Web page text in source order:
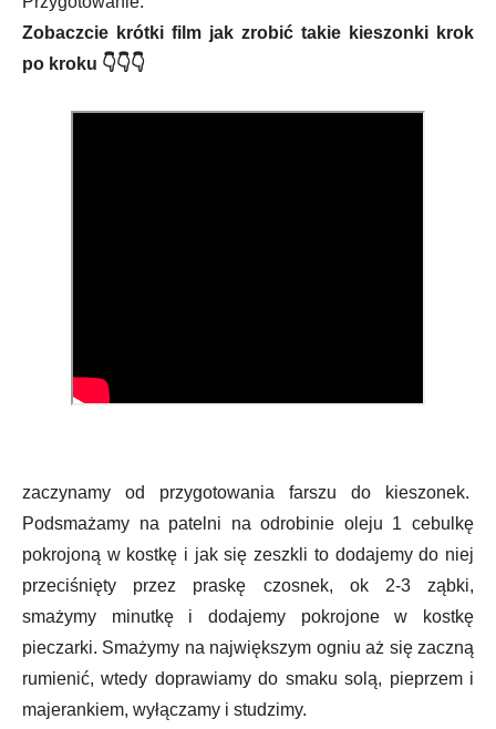
Zobaczcie krótki film jak zrobić takie kieszonki krok
po kroku 👇👇👇
zaczynamy od przygotowania farszu do kieszonek.
Podsmażamy na patelni na odrobinie oleju 1 cebulkę
pokrojoną w kostkę i jak się zeszkli to dodajemy do niej
przeciśnięty przez praskę czosnek, ok 2-3 ząbki,
smażymy minutkę i dodajemy pokrojone w kostkę
pieczarki. Smażymy na największym ogniu aż się zaczną
rumienić, wtedy doprawiamy do smaku solą, pieprzem i
majerankiem, wyłączamy i studzimy.